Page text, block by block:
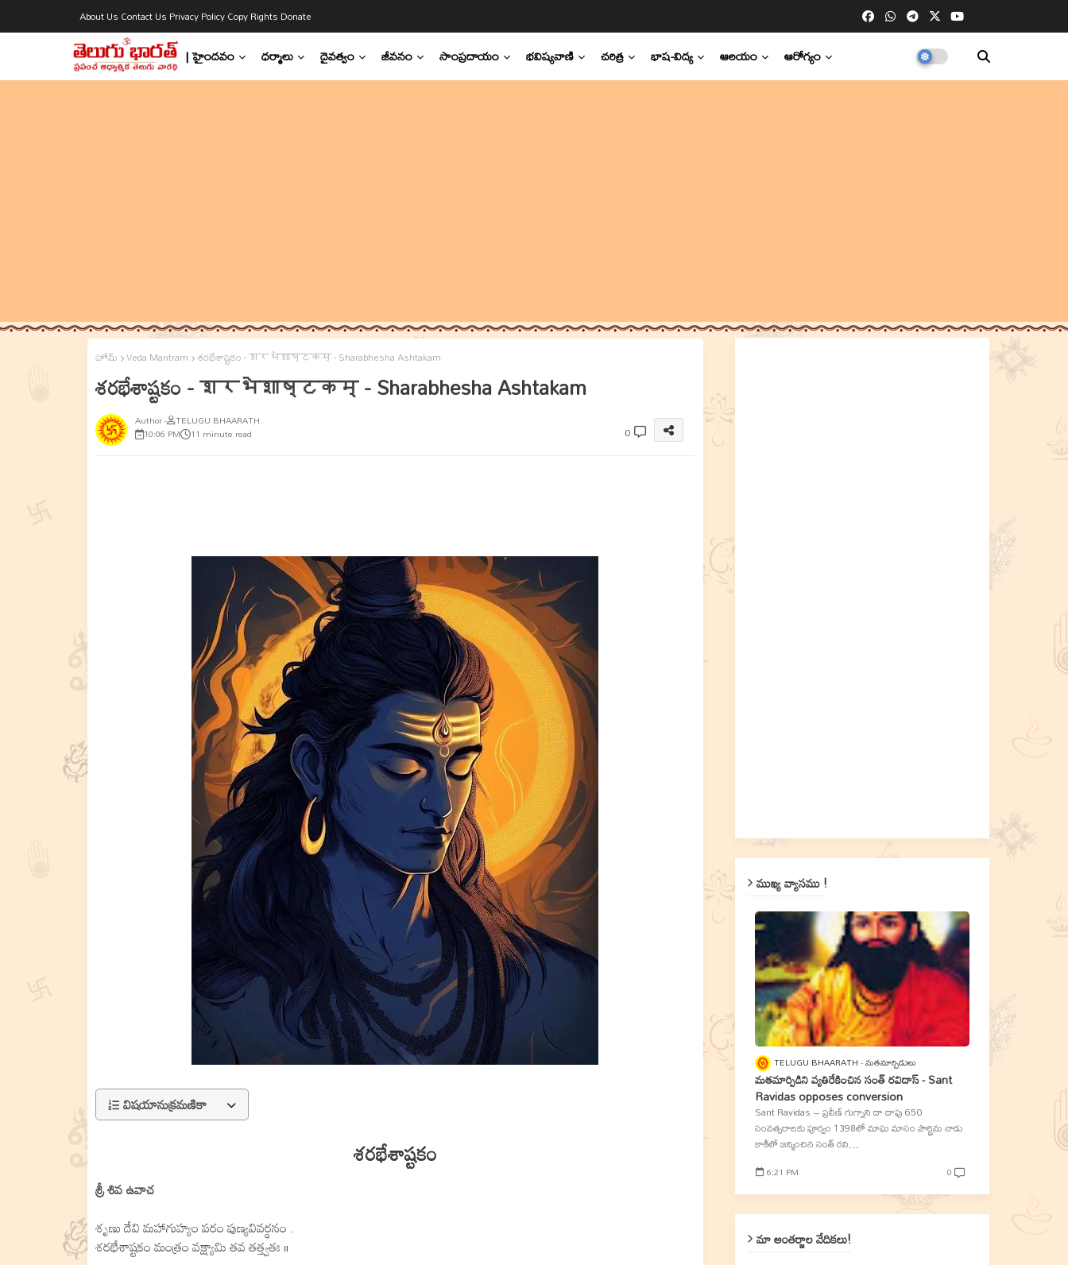
About Us Contact Us Privacy PolicyCopy Rights Donate
| హైందవం ధర్మాలు దైవత్వం జీవనం సాంప్రదాయం భవిష్యవాణి చరిత్ర భాష-విద్య ఆలయం ఆరోగ్యం
హోమ్ Veda Mantram శరభేశాష్టకం - शरभेशाष्टकम् - Sharabhesha Ashtakam
శరభేశాష్టకం - शरभेशाष्टकम् - Sharabhesha Ashtakam
TELUGU BHAARATH
10:06 PM 11 minute read 0
విషయానుక్రమణికా
శరభేశాష్టకం
శ్రీ శివ ఉవాచ
శృణు దేవి మహాగుహ్యం పరం పుణ్యవివర్ధనం .
శరభేశాష్టకం మంత్రం వక్ష్యామి తవ తత్త్వతః ॥
ముఖ్య వ్యాసము !
TELUGU BHAARATH మతమార్పిడులు
మతమార్పిడిని వ్యతిరేకించిన సంత్‌ రవిదాస్‌ - Sant
Ravidas opposes conversion
Sant Ravidas – ప్రవీణ్‌ గుగ్నాని దా దాపు 650
సంవత్సరాలకు పూర్వం 1398లో మాఘ మాసం పౌర్ణిమ నాడు
కాశీలో జన్మించిన సంత్‌ రవి…
6:21 PM 0
మా అంతర్జాల వేదికలు!